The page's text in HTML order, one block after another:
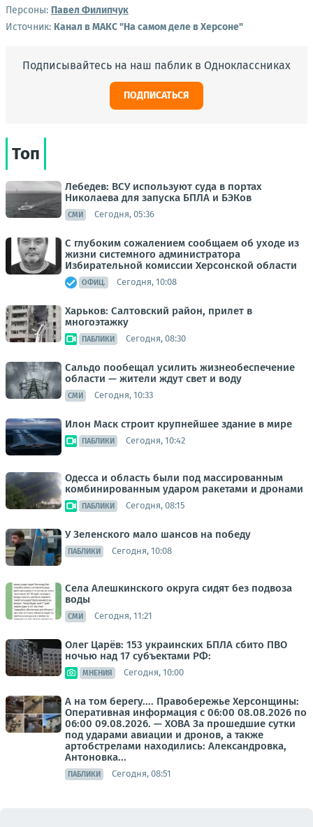
Персоны: Павел Филипчук
Источник: Канал в МАКС "На самом деле в Херсоне"
Подписывайтесь на наш паблик в Одноклассниках
ПОДПИСАТЬСЯ
Топ
Лебедев: ВСУ используют суда в портах
Николаева для запуска БПЛА и БЭКов
СМИ Сегодня, 05:36
С глубоким сожалением сообщаем об уходе из
жизни системного администратора
Избирательной комиссии Херсонской области
ОФИЦ. Сегодня, 10:08
Харьков: Салтовский район, прилет в
многоэтажку
ПАБЛИКИ Сегодня, 08:30
Сальдо пообещал усилить жизнеобеспечение
области — жители ждут свет и воду
СМИ Сегодня, 10:33
Илон Маск строит крупнейшее здание в мире
ПАБЛИКИ Сегодня, 10:42
Одесса и область были под массированным
комбинированным ударом ракетами и дронами
ПАБЛИКИ Сегодня, 08:15
У Зеленского мало шансов на победу
ПАБЛИКИ Сегодня, 10:08
Села Алешкинского округа сидят без подвоза
воды
СМИ Сегодня, 11:21
Олег Царёв: 153 украинских БПЛА сбито ПВО
ночью над 17 субъектами РФ:
МНЕНИЯ Сегодня, 10:00
А на том берегу.... Правобережье Херсонщины:
Оперативная информация с 06:00 08.08.2026 по
06:00 09.08.2026. — ХОВА За прошедшие сутки
под ударами авиации и дронов, а также
артобстрелами находились: Александровка,
Антоновка...
ПАБЛИКИ Сегодня, 08:51